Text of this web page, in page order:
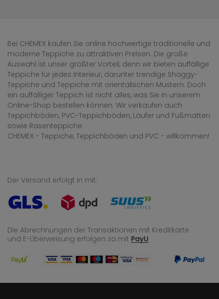
Bei CHEMEX kaufen Sie online hochwertige traditionelle und
moderne Teppiche zu attraktiven Preisen. Die große
Auswahl ist unser größter Vorteil, denn wir bieten auffällige
Teppiche für jedes Interieur, darunter trendige Shaggy-
Teppiche und Teppiche mit orientalischen Mustern. Doch
ein auffälliger Teppich ist nicht alles, was Sie in unserem
Online-Shop bestellen können. Wir verkaufen auch
Teppichböden, PVC-Teppichböden, Läufer und Fußmatten
sowie Rasenteppiche.
CHEMEX - Teppiche, Teppichböden und PVC - willkommen!
Der Versand erfolgt in mit:
Die Abrechnungen der Transaktionen mit Kreditkarte
und E-Überweisung erfolgen za mit PayU